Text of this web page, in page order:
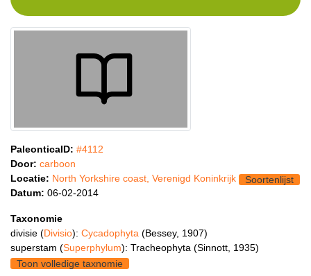
PaleonticaID: #4112
Door: carboon
Locatie: North Yorkshire coast, Verenigd Koninkrijk
Soortenlijst
Datum: 06-02-2014
Taxonomie
divisie (Divisio): Cycadophyta (Bessey, 1907)
superstam (Superphylum): Tracheophyta (Sinnott, 1935)
Toon volledige taxnomie